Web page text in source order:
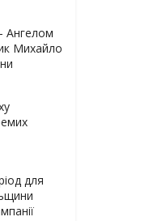
Ангелом
Михайло
для